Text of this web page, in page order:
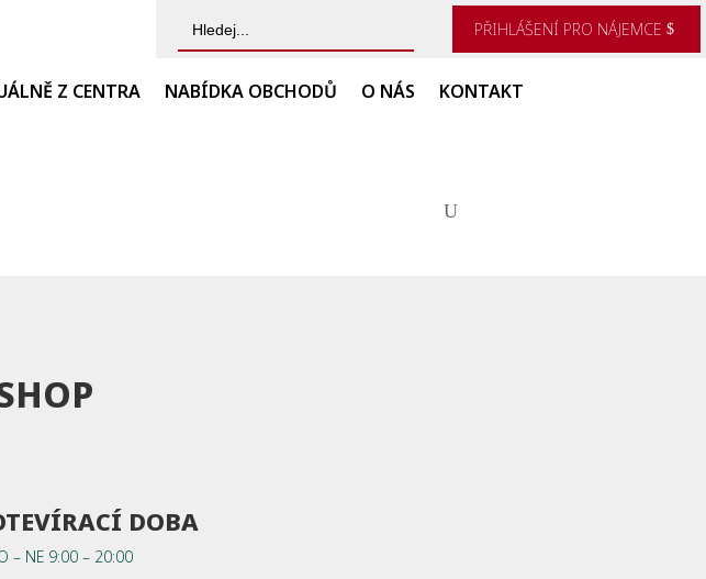
for: PŘIHLÁŠENÍ PRO NÁJEMCE
Z CENTRA NABÍDKA OBCHODŮ O NÁS KONTAKT
DOBA
– NE 9:00 – 20:00